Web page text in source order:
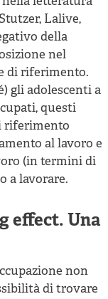
Lalive,
della
nel
di riferimento.
gli adolescenti a
questi
riferimento
al lavoro e
(in termini di
a lavorare.
effect. Una
non
di trovare